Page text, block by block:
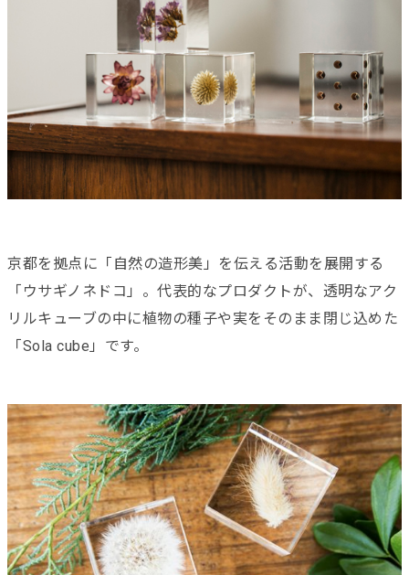
京都を拠点に「自然の造形美」を伝える活動を展開する
「ウサギノネドコ」。代表的なプロダクトが、透明なアク
リルキューブの中に植物の種子や実をそのまま閉じ込めた
「Sola cube」です。